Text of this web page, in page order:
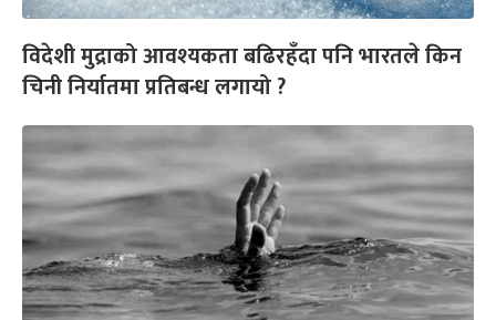
विदेशी मुद्राको आवश्यकता बढिरहँदा पनि भारतले किन
चिनी निर्यातमा प्रतिबन्ध लगायो ?